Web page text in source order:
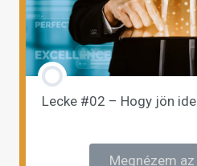
Lecke #02 – Hogy jön
Megnézem